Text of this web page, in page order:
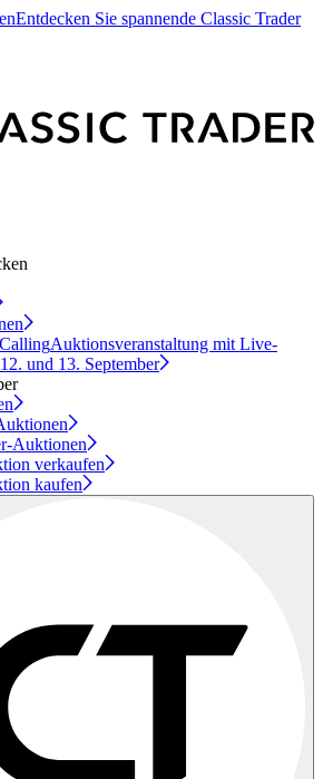
Entdecken Sie spannende Classic Trader
Auktionsveranstaltung mit Live-
und 13. September
Auktionen
verkaufen
kaufen